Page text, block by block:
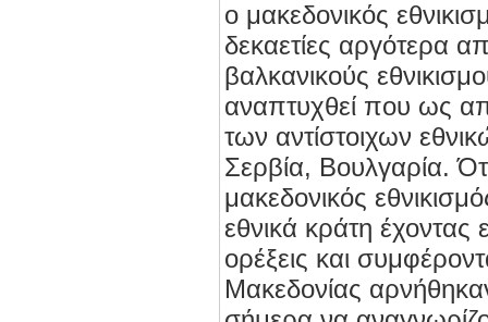
ο μακεδονικός
δεκαετίες αργότερα
βαλκανικούς
αναπτυχθεί που ως
των αντίστοιχων
Σερβία, Βουλγαρία.
μακεδονικός
εθνικά κράτη έχοντας
ορέξεις και
Μακεδονίας